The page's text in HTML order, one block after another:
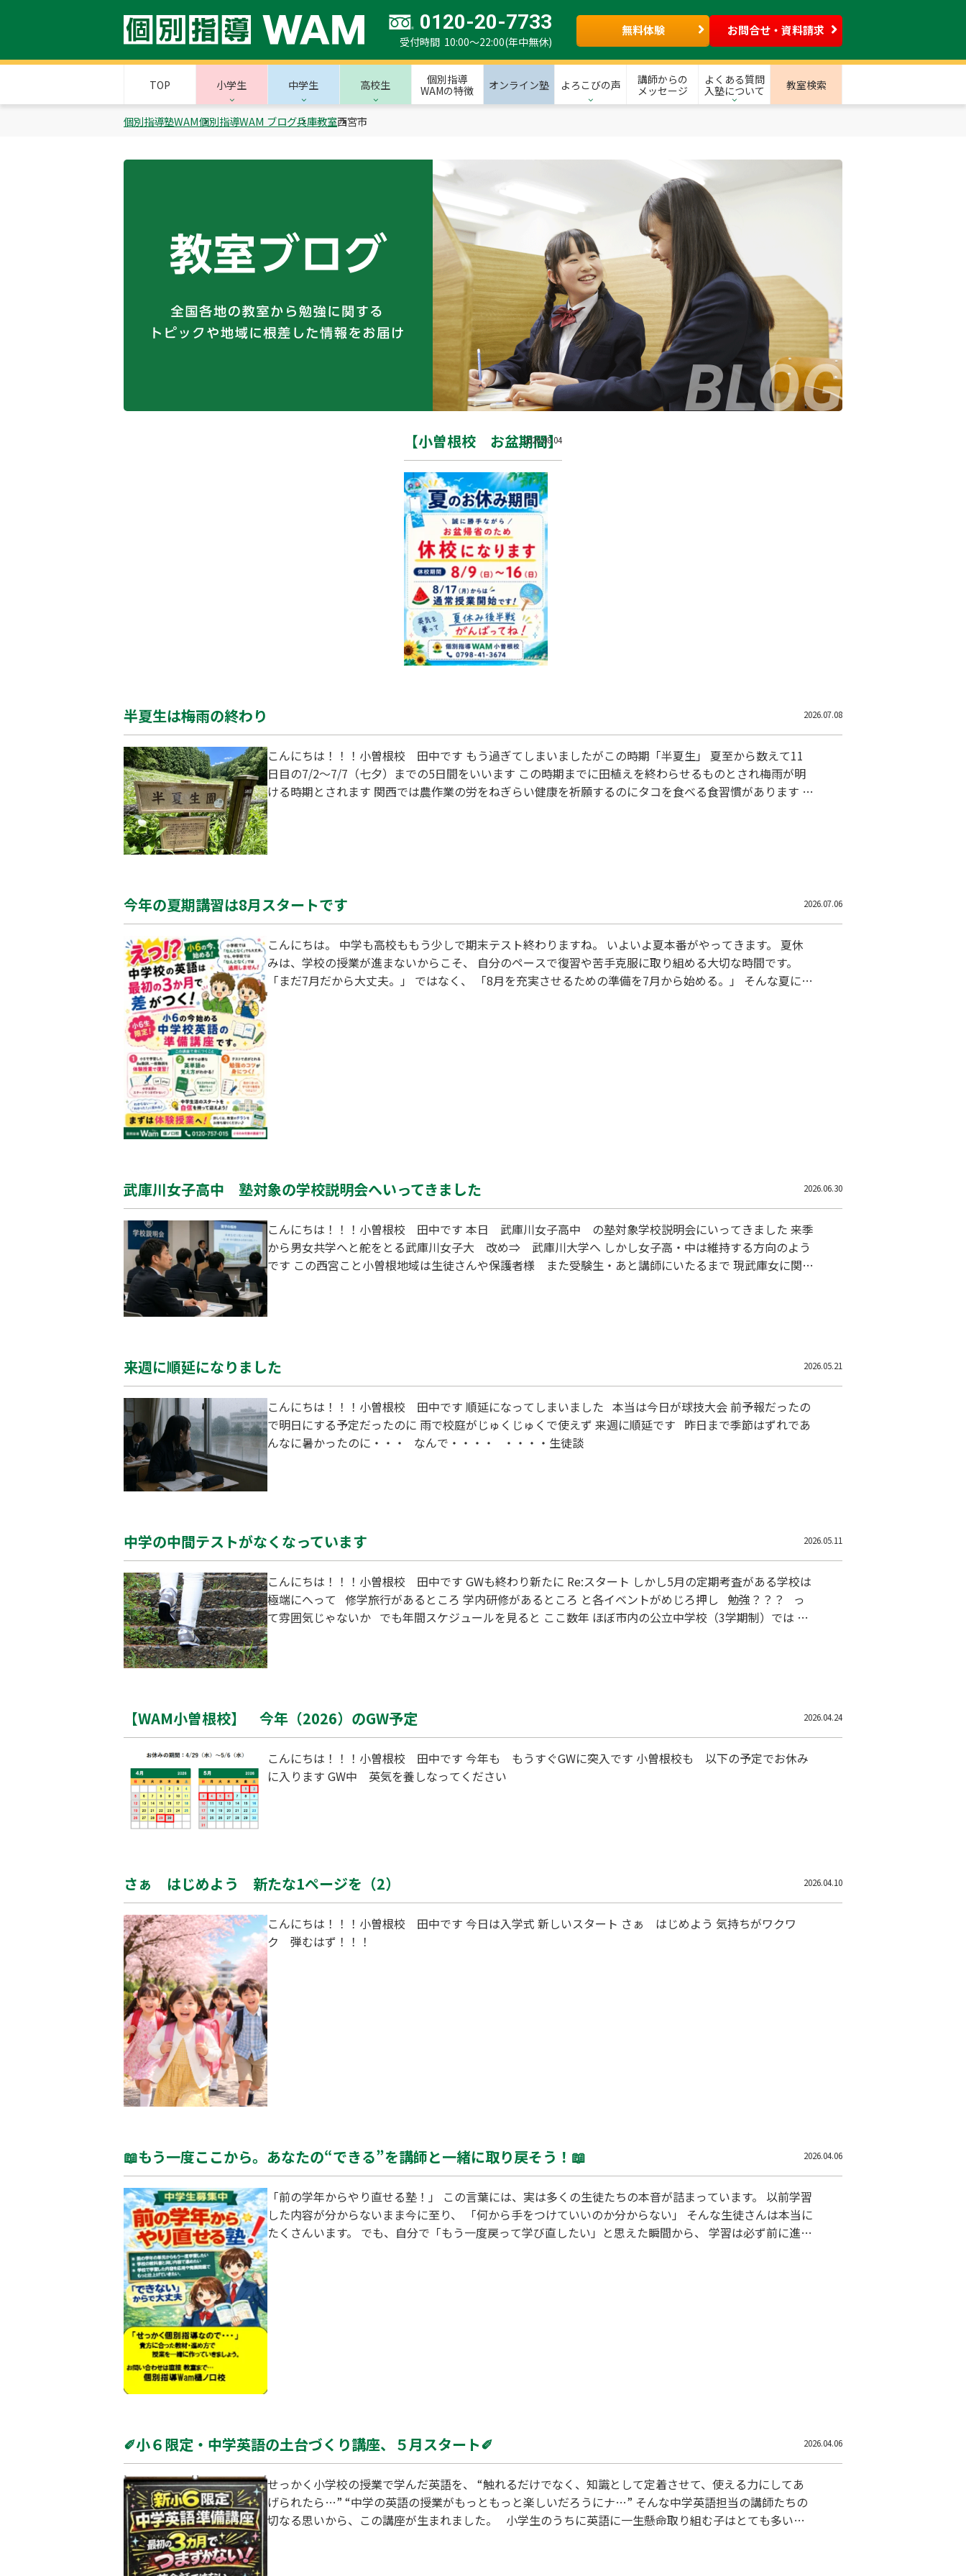
0120-20-7733
受付時間 10:00～22:00(年中無休)
無料体験 お問合せ・資料請求
TOP 小学生 中学生 高校生
個別指導
WAMの特徴
オンライン塾 よろこびの声
講師からの
メッセージ
よくある質問
入塾について
教室検索
個別指導塾WAM個別指導WAM ブログ兵庫教室西宮市
2026.08.04
【小曽根校 お盆期間】
2026.07.08
半夏生は梅雨の終わり
こんにちは！！！小曽根校 田中です もう過ぎてしまいましたがこの時期「半夏生」 夏至から数えて11
日目の7/2～7/7（七夕）までの5日間をいいます この時期までに田植えを終わらせるものとされ梅雨が明
ける時期とされます 関西では農作業の労をねぎらい健康を祈願するのにタコを食べる食習慣があります タ
2026.07.06
今年の夏期講習は8月スタートです
こんにちは。 中学も高校ももう少しで期末テスト終わりますね。 いよいよ夏本番がやってきます。 夏休
みは、学校の授業が進まないからこそ、 自分のペースで復習や苦手克服に取り組める大切な時間です。
「まだ7月だから大丈夫。」 ではなく、 「8月を充実させるための準備を7月から始める。」 そんな夏にし
2026.06.30
武庫川女子高中 塾対象の学校説明会へいってきました
こんにちは！！！小曽根校 田中です 本日 武庫川女子高中 の塾対象学校説明会にいってきました 来季
から男女共学へと舵をとる武庫川女子大 改め⇒ 武庫川大学へ しかし女子高・中は維持する方向のよう
です この西宮こと小曽根地域は生徒さんや保護者様 また受験生・あと講師にいたるまで 現武庫女に関わ
2026.05.21
来週に順延になりました
こんにちは！！！小曽根校 田中です 順延になってしまいました 本当は今日が球技大会 前予報だったの
で明日にする予定だったのに 雨で校庭がじゅくじゅくで使えず 来週に順延です 昨日まで季節はずれであ
んなに暑かったのに・・・ なんで・・・・ ・・・・生徒談
2026.05.11
中学の中間テストがなくなっています
こんにちは！！！小曽根校 田中です GWも終わり新たに Re:スタート しかし5月の定期考査がある学校は
極端にへって 修学旅行があるところ 学内研修があるところ と各イベントがめじろ押し 勉強？？？ っ
て雰囲気じゃないか でも年間スケジュールを見ると ここ数年 ほぼ市内の公立中学校（3学期制）では 1
2026.04.24
【WAM小曽根校】 今年（2026）のGW予定
こんにちは！！！小曽根校 田中です 今年も もうすぐGWに突入です 小曽根校も 以下の予定でお休み
に入ります GW中 英気を養しなってください
2026.04.10
さぁ はじめよう 新たな1ページを（2）
こんにちは！！！小曽根校 田中です 今日は入学式 新しいスタート さぁ はじめよう 気持ちがワクワ
2026.04.06
📖もう一度ここから。あなたの“できる”を講師と一緒に取り戻そう！📖
「前の学年からやり直せる塾！」 この言葉には、実は多くの生徒たちの本音が詰まっています。 以前学習
した内容が分からないまま今に至り、 「何から手をつけていいのか分からない」 そんな生徒さんは本当に
たくさんいます。 でも、自分で「もう一度戻って学び直したい」と思えた瞬間から、 学習は必ず前に進み
2026.04.06
✐小６限定・中学英語の土台づくり講座、５月スタート✐
せっかく小学校の授業で学んだ英語を、 “触れるだけでなく、知識として定着させて、使える力にしてあ
げられたら…” “中学の英語の授業がもっともっと楽しいだろうにナ…” そんな中学英語担当の講師たちの
切なる思いから、この講座が生まれました。 小学生のうちに英語に一生懸命取り組む子はとても多いの